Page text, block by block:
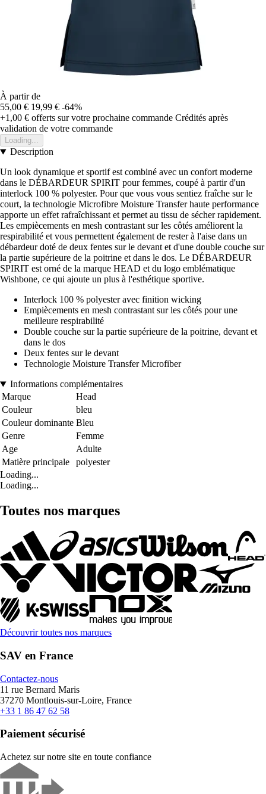
À partir de
55,00 € 19,99 € -64%
+1,00 € offerts sur votre prochaine commande Crédités après
validation de votre commande
Loading...
Description
Un look dynamique et sportif est combiné avec un confort moderne
dans le DÉBARDEUR SPIRIT pour femmes, coupé à partir d'un
interlock 100 % polyester. Pour que vous vous sentiez fraîche sur le
court, la technologie Microfibre Moisture Transfer haute performance
apporte un effet rafraîchissant et permet au tissu de sécher rapidement.
Les empiècements en mesh contrastant sur les côtés améliorent la
respirabilité et vous permettent également de rester à l'aise dans un
débardeur doté de deux fentes sur le devant et d'une double couche sur
la partie supérieure de la poitrine et dans le dos. Le DÉBARDEUR
SPIRIT est orné de la marque HEAD et du logo emblématique
Wishbone, ce qui ajoute un plus à l'esthétique sportive.
Interlock 100 % polyester avec finition wicking
Empiècements en mesh contrastant sur les côtés pour une
meilleure respirabilité
Double couche sur la partie supérieure de la poitrine, devant et
dans le dos
Deux fentes sur le devant
Technologie Moisture Transfer Microfiber
Informations complémentaires
Marque
Head
Couleur
bleu
Couleur dominante Bleu
Genre
Femme
Age
Adulte
Matière principale
polyester
Loading...
Loading...
Toutes nos marques
Découvrir toutes nos marques
SAV en France
Contactez-nous
11 rue Bernard Maris
37270 Montlouis-sur-Loire, France
+33 1 86 47 62 58
Paiement sécurisé
Achetez sur notre site en toute confiance